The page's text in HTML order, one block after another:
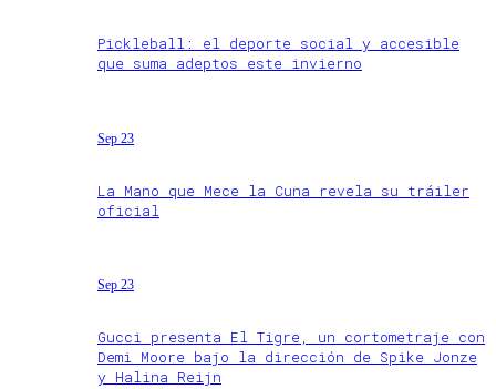
Pickleball: el deporte social y accesible
que suma adeptos este invierno
Sep 23
La Mano que Mece la Cuna revela su tráiler
oficial
Sep 23
Gucci presenta El Tigre, un cortometraje con
Demi Moore bajo la dirección de Spike Jonze
y Halina Reijn